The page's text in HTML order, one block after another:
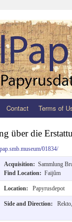
Contact Terms of
über die
01834/
Acquisition: Sammlung
Find Location: Faijûm
Location: Papyrusdepot
Side and Direction: